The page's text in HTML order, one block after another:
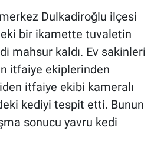
Dulkadiroğlu ilçesi
bir ikamette tuvaletin
mahsur kaldı. Ev sakinleri
itfaiye ekiplerinden
itfaiye ekibi kameralı
kediyi tespit etti. Bunun
sonucu yavru kedi